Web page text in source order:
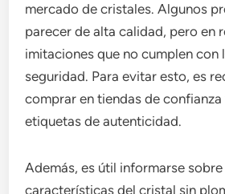
mercado de cristales. Algunos
parecer de alta calidad, pero en
imitaciones que no cumplen con
seguridad. Para evitar esto, es
comprar en tiendas de
etiquetas de autenticidad.
Además, es útil informarse sobre
características del cristal sin